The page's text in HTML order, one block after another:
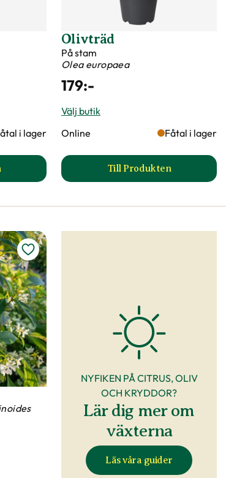
i lager
produktsida
Olivträd
På stam
Olea europaea
179:-
Välj butik
Online
Fåtal i lager
Till Produkten
till Olivträd
NYFIKEN PÅ CITRUS, OLIV
OCH KRYDDOR?
Lär dig mer om
växterna
Läs våra guider